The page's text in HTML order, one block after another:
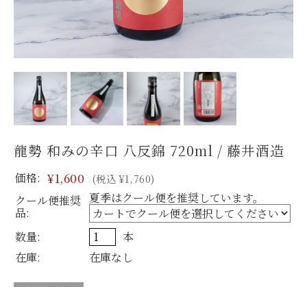
龍勢 和みの辛口 八反錦 720ml / 藤井酒造
価格: ¥1,600 (税込 ¥1,760)
クール便推奨
品:
夏季はクール便を推奨しています。
数量:
本
在庫:
在庫なし